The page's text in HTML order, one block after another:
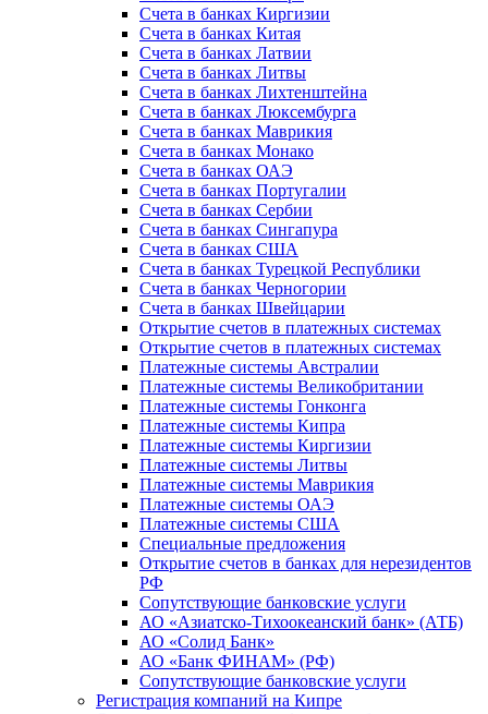
Счета в банках Киргизии
Счета в банках Китая
Счета в банках Латвии
Счета в банках Литвы
Счета в банках Лихтенштейна
Счета в банках Люксембурга
Счета в банках Маврикия
Счета в банках Монако
Счета в банках ОАЭ
Счета в банках Португалии
Счета в банках Сербии
Счета в банках Сингапура
Счета в банках США
Счета в банках Турецкой Республики
Счета в банках Черногории
Счета в банках Швейцарии
Открытие счетов в платежных системах
Открытие счетов в платежных системах
Платежные системы Австралии
Платежные системы Великобритании
Платежные системы Гонконга
Платежные системы Кипра
Платежные системы Киргизии
Платежные системы Литвы
Платежные системы Маврикия
Платежные системы ОАЭ
Платежные системы США
Специальные предложения
Открытие счетов в банках для нерезидентов
РФ
Сопутствующие банковские услуги
АО «Азиатско-Тихоокеанский банк» (АТБ)
АО «Солид Банк»
АО «Банк ФИНАМ» (РФ)
Сопутствующие банковские услуги
Регистрация компаний на Кипре